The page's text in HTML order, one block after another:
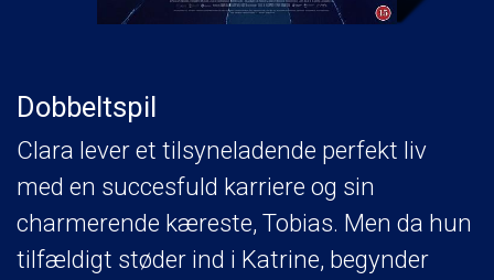
Dobbeltspil
Clara lever et tilsyneladende perfekt liv
med en succesfuld karriere og sin
charmerende kæreste, Tobias. Men da hun
tilfældigt støder ind i Katrine, begynder